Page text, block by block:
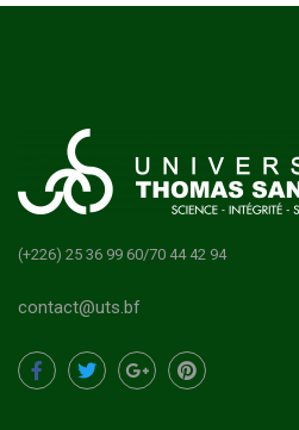
(+226) 25 36 99 60/70 44 42 94
contact@uts.bf